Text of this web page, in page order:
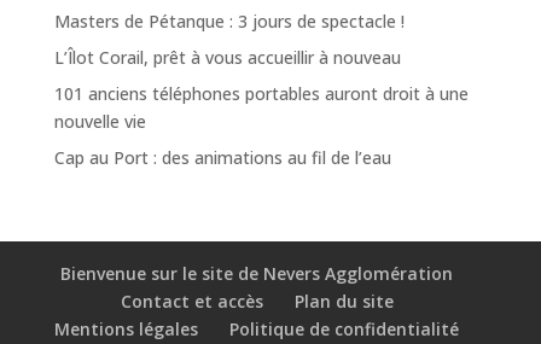
Masters de Pétanque : 3 jours de spectacle !
L’Îlot Corail, prêt à vous accueillir à nouveau
101 anciens téléphones portables auront droit à une
nouvelle vie
Cap au Port : des animations au fil de l’eau
Bienvenue sur le site de Nevers Agglomération
Contact et accès
Plan du site
Mentions légales
Politique de confidentialité